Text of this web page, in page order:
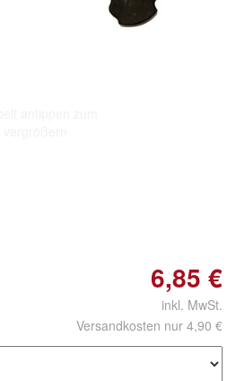
6,85 €
inkl. MwSt.
Versandkosten nur 4,90 €